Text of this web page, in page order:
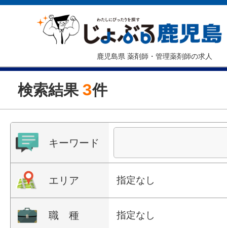
鹿児島県 薬剤師・管理薬剤師の求人
検索結果 3件
キーワード
エリア 指定なし
職 種 指定なし